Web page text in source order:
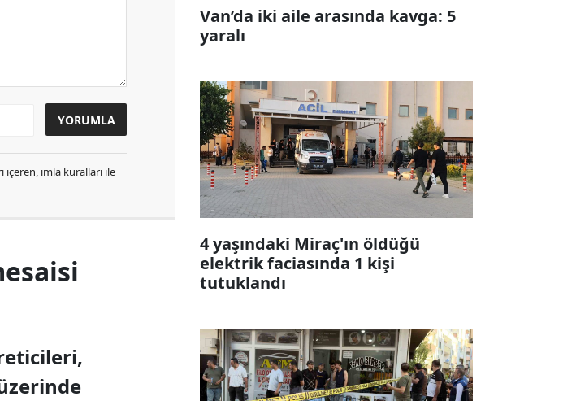
içeren, imla kuralları ile
Van’da iki aile arasında kavga: 5
yaralı
4 yaşındaki Miraç'ın öldüğü
elektrik faciasında 1 kişi
tutuklandı